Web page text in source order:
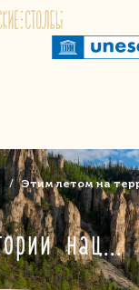
Этим летом на
Этим летом на территории нацпарка «Кыталык» пройдет экспедиция с участием китайских ученых